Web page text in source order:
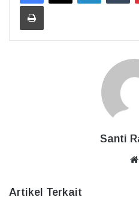
Cetak
Santi
Artikel Terkait